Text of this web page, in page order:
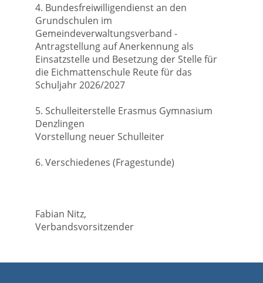
4. Bundesfreiwilligendienst an den
Grundschulen im
Gemeindeverwaltungsverband -
Antragstellung auf Anerkennung als
Einsatzstelle und Besetzung der Stelle für
die Eichmattenschule Reute für das
Schuljahr 2026/2027
5. Schulleiterstelle Erasmus Gymnasium
Denzlingen
Vorstellung neuer Schulleiter
6. Verschiedenes (Fragestunde)
Fabian Nitz,
Verbandsvorsitzender